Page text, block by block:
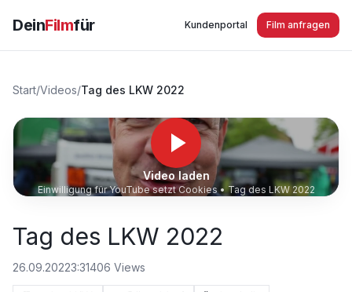
DeinFilmfür Kundenportal Film anfragen
Start/Videos/Tag des LKW 2022
Video laden
Einwilligung für YouTube setzt Cookies • Tag des LKW 2022
Tag des LKW 2022
26.09.20223:31406 Views